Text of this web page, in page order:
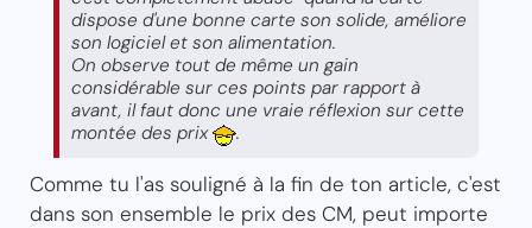
dispose d'une bonne carte son solide, améliore
son logiciel et son alimentation.
On observe tout de même un gain
considérable sur ces points par rapport à
avant, il faut donc une vraie réflexion sur cette
montée des prix
.
Comme tu l'as souligné à la fin de ton article, c'est
dans son ensemble le prix des CM, peut importe